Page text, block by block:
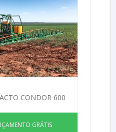
CONDOR 600
GRÁTIS